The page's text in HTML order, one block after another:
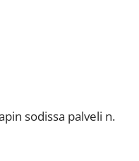
sodissa palveli n.